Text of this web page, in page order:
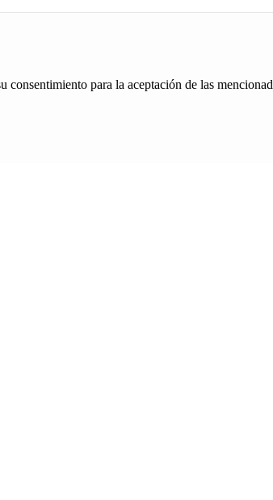
para la aceptación de las